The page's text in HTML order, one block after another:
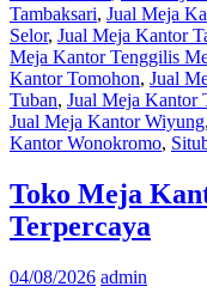
Tambaksari, Jual Meja
Selor, Jual Meja Kantor
Meja Kantor Tenggilis
Kantor Tomohon, Jual
Tuban, Jual Meja Kantor
Jual Meja Kantor Wiyung,
Kantor Wonokromo,
Toko Meja
Terpercaya
04/08/2026 admin